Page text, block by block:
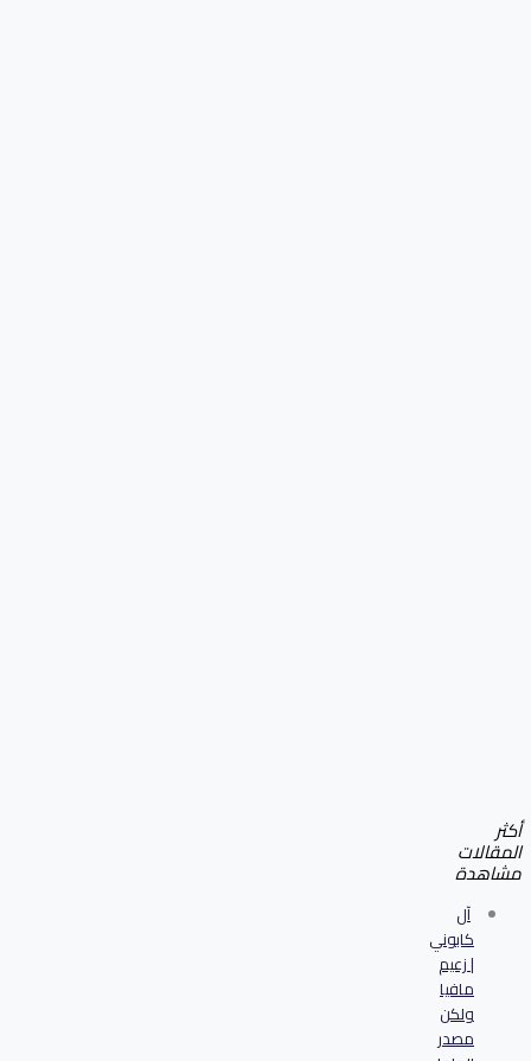
أكثر
المقالات
مشاهدة
آل
كابوني
| زعيم
مافيا
ولكن
مصدر